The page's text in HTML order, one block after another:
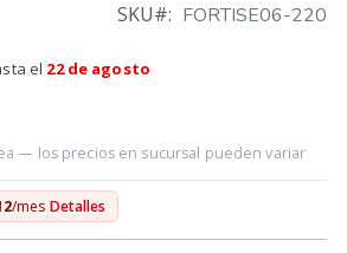
SKU
FORTISE06-220
el 22 de agosto
— los precios en sucursal pueden variar
/mes Detalles